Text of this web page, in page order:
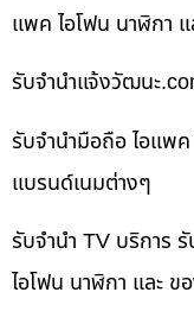
แพค ไอโฟน นาฬิกา
รับจํานําแจ้งวัฒนะ
รับจำนำมือถือ ไอแพค
แบรนด์เนมต่างๆ
รับจำนำ TV บริการ
ไอโฟน นาฬิกา และ